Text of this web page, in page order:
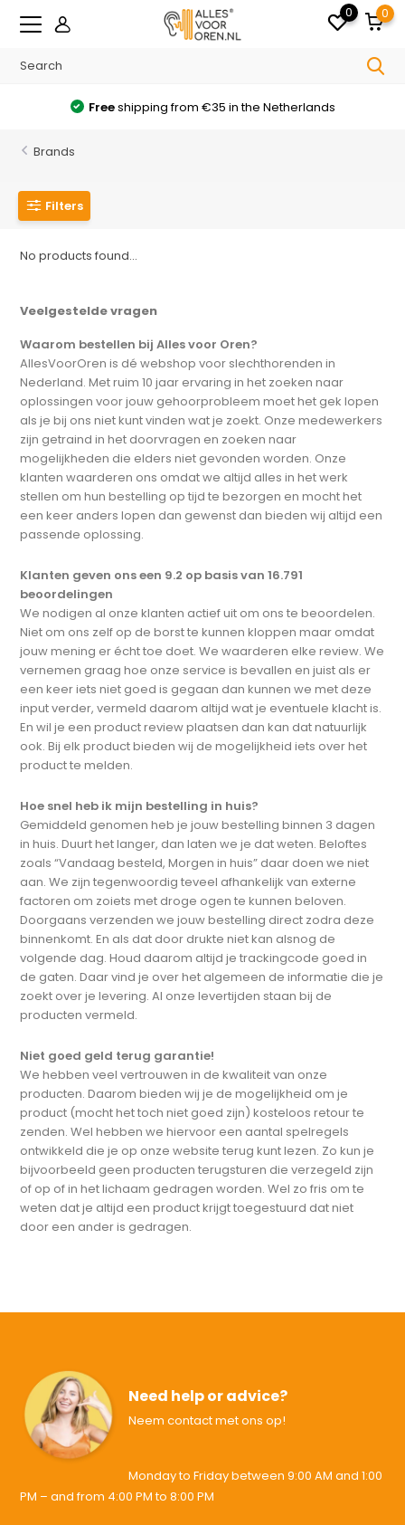
0 0
Freeshipping from €35 in the Netherlands
Brands
Filters
No products found...
Veelgestelde vragen
Waarom bestellen bij Alles voor Oren?
AllesVoorOren is dé webshop voor slechthorenden in
Nederland. Met ruim 10 jaar ervaring in het zoeken naar
oplossingen voor jouw gehoorprobleem moet het gek lopen
als je bij ons niet kunt vinden wat je zoekt. Onze medewerkers
zijn getraind in het doorvragen en zoeken naar
mogelijkheden die elders niet gevonden worden. Onze
klanten waarderen ons omdat we altijd alles in het werk
stellen om hun bestelling op tijd te bezorgen en mocht het
een keer anders lopen dan gewenst dan bieden wij altijd een
passende oplossing.
Klanten geven ons een 9.2 op basis van 16.791
beoordelingen
We nodigen al onze klanten actief uit om ons te beoordelen.
Niet om ons zelf op de borst te kunnen kloppen maar omdat
jouw mening er écht toe doet. We waarderen elke review. We
vernemen graag hoe onze service is bevallen en juist als er
een keer iets niet goed is gegaan dan kunnen we met deze
input verder, vermeld daarom altijd wat je eventuele klacht is.
En wil je een product review plaatsen dan kan dat natuurlijk
ook. Bij elk product bieden wij de mogelijkheid iets over het
product te melden.
Hoe snel heb ik mijn bestelling in huis?
Gemiddeld genomen heb je jouw bestelling binnen 3 dagen
in huis. Duurt het langer, dan laten we je dat weten. Beloftes
zoals “Vandaag besteld, Morgen in huis” daar doen we niet
aan. We zijn tegenwoordig teveel afhankelijk van externe
factoren om zoiets met droge ogen te kunnen beloven.
Doorgaans verzenden we jouw bestelling direct zodra deze
binnenkomt. En als dat door drukte niet kan alsnog de
volgende dag. Houd daarom altijd je trackingcode goed in
de gaten. Daar vind je over het algemeen de informatie die je
zoekt over je levering. Al onze levertijden staan bij de
producten vermeld.
Niet goed geld terug garantie!
We hebben veel vertrouwen in de kwaliteit van onze
producten. Daarom bieden wij je de mogelijkheid om je
product (mocht het toch niet goed zijn) kosteloos retour te
zenden. Wel hebben we hiervoor een aantal spelregels
ontwikkeld die je op onze website terug kunt lezen. Zo kun je
bijvoorbeeld geen producten terugsturen die verzegeld zijn
of op of in het lichaam gedragen worden. Wel zo fris om te
weten dat je altijd een product krijgt toegestuurd dat niet
door een ander is gedragen.
Need help or advice?
Neem contact met ons op!
Monday to Friday between 9:00 AM and 1:00
PM – and from 4:00 PM to 8:00 PM